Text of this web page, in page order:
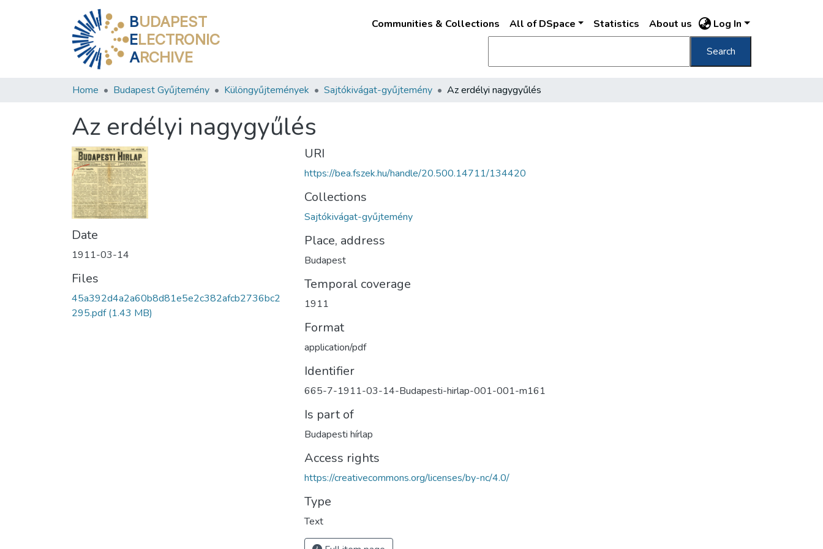
BUDAPEST
ELECTRONIC
ARCHIVE
Communities & Collections All of DSpace Statistics About us Log In
Search
Home Budapest Gyűjtemény Különgyűjtemények Sajtókivágat-gyűjtemény Az erdélyi nagygyűlés
Az erdélyi nagygyűlés
Date
1911-03-14
Files
45a392d4a2a60b8d81e5e2c382afcb2736bc2
295.pdf(1.43 MB)
URI
https://bea.fszek.hu/handle/20.500.14711/134420
Collections
Sajtókivágat-gyűjtemény
Place, address
Budapest
Temporal coverage
1911
Format
application/pdf
Identifier
665-7-1911-03-14-Budapesti-hirlap-001-001-m161
Is part of
Budapesti hírlap
Access rights
https://creativecommons.org/licenses/by-nc/4.0/
Type
Text